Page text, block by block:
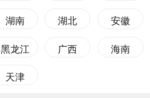
湖南 湖北 安徽
黑龙江 广西 海南
天津